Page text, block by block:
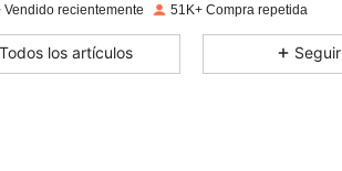
4,82 1.7K 36K
Vendido recientemente 51K+ Compra repetida
Todos los artículos Seguir